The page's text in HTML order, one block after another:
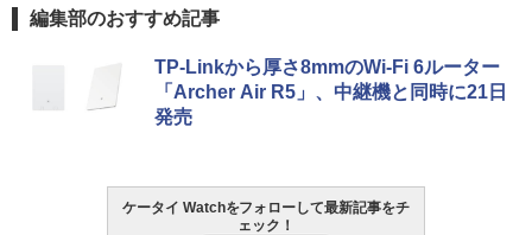
編集部のおすすめ記事
TP-Linkから厚さ8mmのWi-Fi 6ルーター
「Archer Air R5」、中継機と同時に21日
発売
ケータイ Watchをフォローして最新記事をチ
ェック！